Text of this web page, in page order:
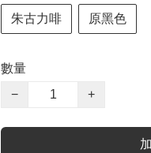
朱古力啡 原黑色
數量
−
+